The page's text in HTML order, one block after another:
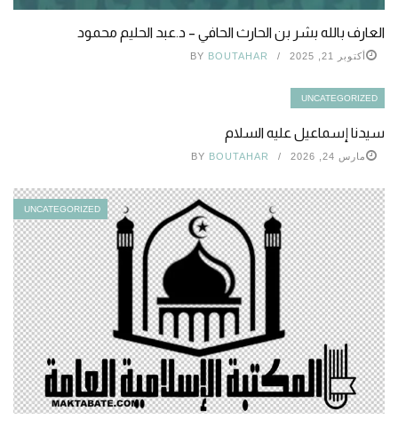
العارف بالله بشر بن الحارث الحافي – د.عبد الحليم محمود
أكتوبر 21, 2025 BY BOUTAHAR
UNCATEGORIZED
سيدنا إسماعيل عليه السلام
مارس 24, 2026 BY BOUTAHAR
UNCATEGORIZED